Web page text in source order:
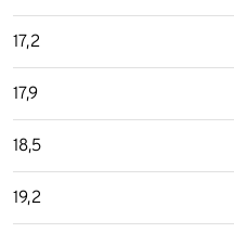
17,2
17,9
18,5
19,2